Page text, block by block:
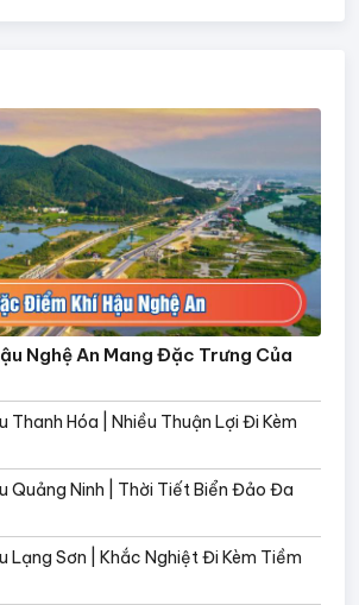
Nghệ An Mang Đặc Trưng Của
Thanh Hóa | Nhiều Thuận Lợi Đi Kèm
Quảng Ninh | Thời Tiết Biển Đảo Đa
Lạng Sơn | Khắc Nghiệt Đi Kèm Tiềm